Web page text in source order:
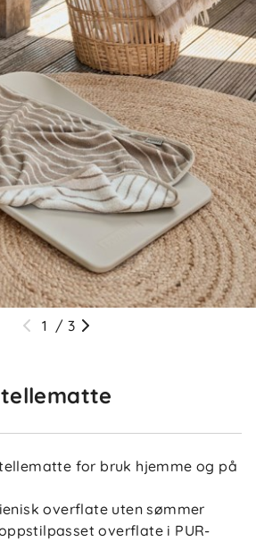
1 / 3
for bruk hjemme og på
overflate uten sømmer
overflate i PUR-